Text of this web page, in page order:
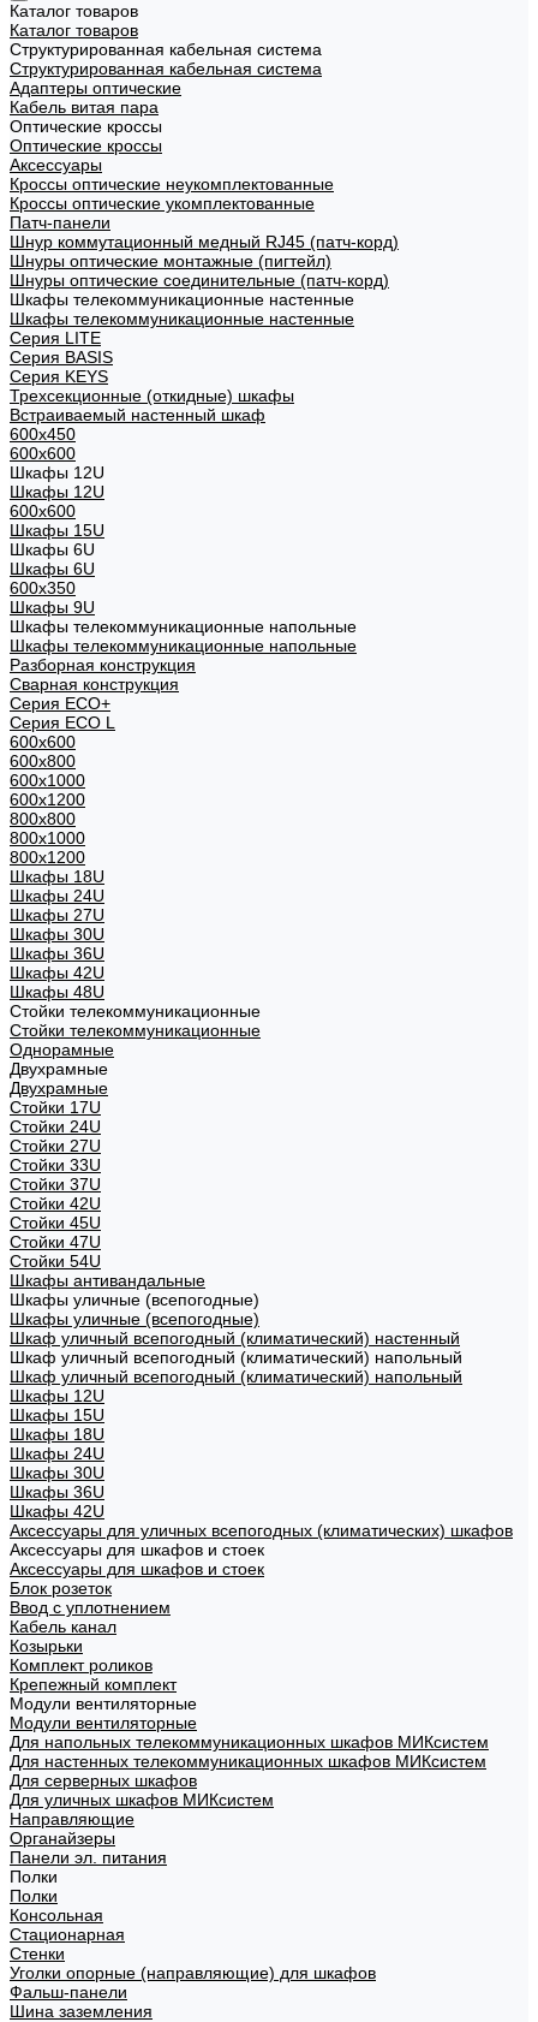
Каталог товаров
Каталог товаров
Структурированная кабельная система
Структурированная кабельная система
Адаптеры оптические
Кабель витая пара
Оптические кроссы
Оптические кроссы
Аксессуары
Кроссы оптические неукомплектованные
Кроссы оптические укомплектованные
Патч-панели
Шнур коммутационный медный RJ45 (патч-корд)
Шнуры оптические монтажные (пигтейл)
Шнуры оптические соединительные (патч-корд)
Шкафы телекоммуникационные настенные
Шкафы телекоммуникационные настенные
Cерия LITE
Cерия BASIS
Cерия KEYS
Трехсекционные (откидные) шкафы
Встраиваемый настенный шкаф
600x450
600x600
Шкафы 12U
Шкафы 12U
600x600
Шкафы 15U
Шкафы 6U
Шкафы 6U
600x350
Шкафы 9U
Шкафы телекоммуникационные напольные
Шкафы телекоммуникационные напольные
Разборная конструкция
Сварная конструкция
Серия ECO+
Серия ECO L
600x600
600x800
600х1000
600х1200
800x800
800х1000
800х1200
Шкафы 18U
Шкафы 24U
Шкафы 27U
Шкафы 30U
Шкафы 36U
Шкафы 42U
Шкафы 48U
Стойки телекоммуникационные
Стойки телекоммуникационные
Однорамные
Двухрамные
Двухрамные
Стойки 17U
Стойки 24U
Стойки 27U
Стойки 33U
Стойки 37U
Стойки 42U
Стойки 45U
Стойки 47U
Стойки 54U
Шкафы антивандальные
Шкафы уличные (всепогодные)
Шкафы уличные (всепогодные)
Шкаф уличный всепогодный (климатический) настенный
Шкаф уличный всепогодный (климатический) напольный
Шкаф уличный всепогодный (климатический) напольный
Шкафы 12U
Шкафы 15U
Шкафы 18U
Шкафы 24U
Шкафы 30U
Шкафы 36U
Шкафы 42U
Аксессуары для уличных всепогодных (климатических) шкафов
Аксессуары для шкафов и стоек
Аксессуары для шкафов и стоек
Блок розеток
Ввод с уплотнением
Кабель канал
Козырьки
Комплект роликов
Крепежный комплект
Модули вентиляторные
Модули вентиляторные
Для напольных телекоммуникационных шкафов МИКсистем
Для настенных телекоммуникационных шкафов МИКсистем
Для серверных шкафов
Для уличных шкафов МИКсистем
Направляющие
Органайзеры
Панели эл. питания
Полки
Полки
Консольная
Стационарная
Стенки
Уголки опорные (направляющие) для шкафов
Фальш-панели
Шина заземления